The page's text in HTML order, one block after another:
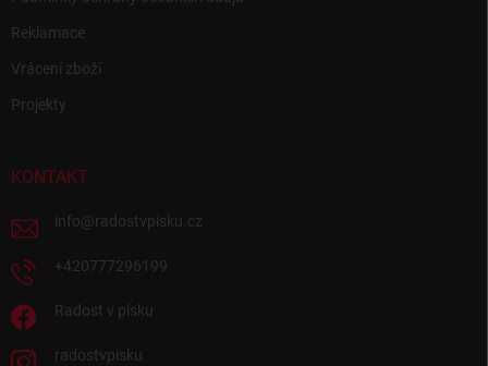
Reklamace
Vrácení zboží
Projekty
KONTAKT
info@radostvpisku.cz
+420777296199
Radost v písku
radostvpisku